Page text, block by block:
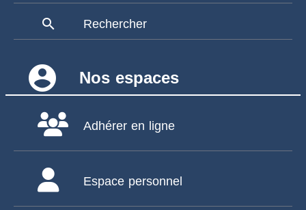
search Rechercher
account_circle Nos espaces
Adhérer en ligne
Espace personnel